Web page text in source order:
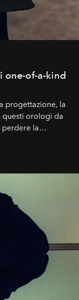
one-of-a-kind
progettazione, la
questi orologi da
la